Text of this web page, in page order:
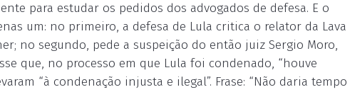
para estudar os pedidos dos advogados de defesa. E o
um: no primeiro, a defesa de Lula critica o relator da Lava
no segundo, pede a suspeição do então juiz Sergio Moro,
que, no processo em que Lula foi condenado, “houve
“à condenação injusta e ilegal”. Frase: “Não daria tempo